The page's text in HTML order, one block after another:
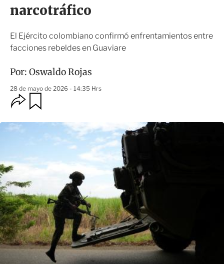
narcotráfico
El Ejército colombiano confirmó enfrentamientos entre
facciones rebeldes en Guaviare
Por: Oswaldo Rojas
28 de mayo de 2026 - 14:35 Hrs
O
p
i
s
e
c
o
m
p
a
r
t
i
r